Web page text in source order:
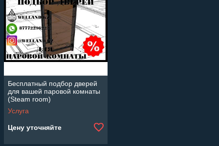
Бесплатный подбор дверей
для вашей паровой комнаты
(Steam room)
Услуга
Цену уточняйте